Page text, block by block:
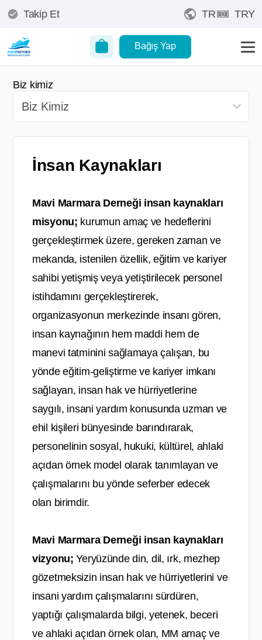
Takip Et TR TRY
Bağış Yap
Biz kimiz
İnsan Kaynakları
Mavi Marmara Derneği insan kaynakları
misyonu; kurumun amaç ve hedeflerini
gerçekleştirmek üzere, gereken zaman ve
mekanda, istenilen özellik, eğitim ve kariyer
sahibi yetişmiş veya yetiştirilecek personel
istihdamını gerçekleştirerek,
organizasyonun merkezinde insanı gören,
insan kaynağının hem maddi hem de
manevi tatminini sağlamaya çalışan, bu
yönde eğitim-geliştirme ve kariyer imkanı
sağlayan, insan hak ve hürriyetlerine
saygılı, insani yardım konusunda uzman ve
ehil kişileri bünyesinde barındırarak,
personelinin sosyal, hukuki, kültürel, ahlaki
açıdan örnek model olarak tanımlayan ve
çalışmalarını bu yönde seferber edecek
olan birimdir.
Mavi Marmara Derneği insan kaynakları
vizyonu; Yeryüzünde din, dil, ırk, mezhep
gözetmeksizin insan hak ve hürriyetlerini ve
insani yardım çalışmalarını sürdüren,
yaptığı çalışmalarda bilgi, yetenek, beceri
ve ahlaki açıdan örnek olan, MM amaç ve